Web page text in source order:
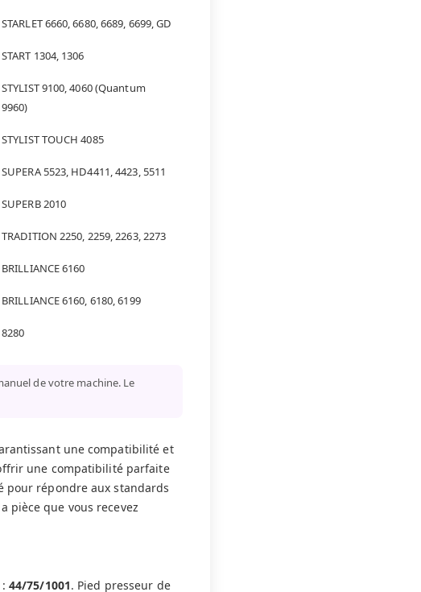
STARLET 6660, 6680, 6689, 6699, GD
START 1304, 1306
STYLIST 9100, 4060 (Quantum
9960)
STYLIST TOUCH 4085
SUPERA 5523, HD4411, 4423, 5511
SUPERB 2010
TRADITION 2250, 2259, 2263, 2273
BRILLIANCE 6160
BRILLIANCE 6160, 6180, 6199
8280
de votre machine. Le
une compatibilité et
une compatibilité parfaite
pour répondre aux standards
pièce que vous recevez
44/75/1001. Pied presseur de